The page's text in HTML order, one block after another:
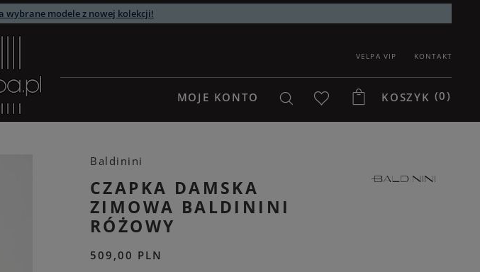
wybrane modele z nowej kolekcji!
KONTAKT
VELPA VIP
MOJE KONTO KOSZYK (0)
Baldinini
CZAPKA DAMSKA
ZIMOWA BALDININI
RÓŻOWY
509,00 PLN